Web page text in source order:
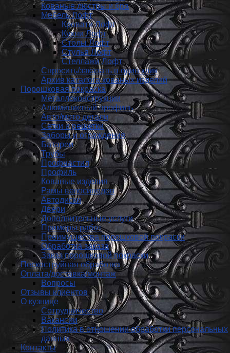
Кованые люстры и бра
Мебель Лофт
Кровати Лофт
Кухни Лофт
Столы Лофт
Стулья Лофт
Стеллажи Лофт
Спросить/заказать в один клик
Архив каталога кованых изделий
Порошковая покраска
Металлоконструкции
Алюминиевый профиль
Авто/мото детали
Сетки и решетки
Заборы и ограждения
Батареи
Трубы
Профнастил
Профиль
Кованые изделия
Рамы велосипедов
Автодиски
Двери
Дополнительные услуги
Примеры работ
Преимущества порошковой покраски
Обработка заказа
Заказ порошковой покраски
Пескоструйная обработка
Оплата/доставка/монтаж
Вопросы
Отзывы клиентов
О кузнице
Сотрудничество
Вакансии
Политика в отношении обработки персональных
данных
Контакты